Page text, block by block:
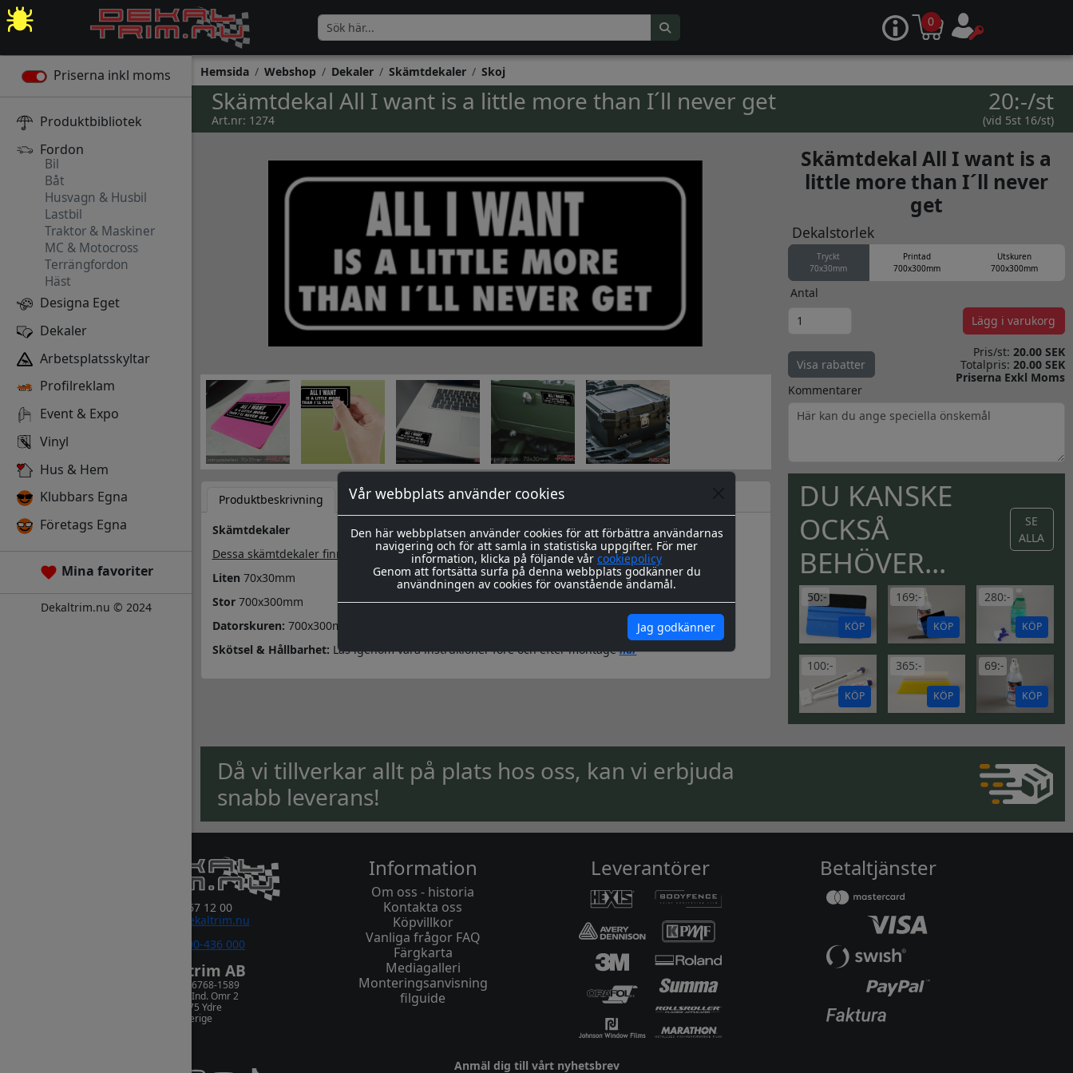
Vår webbplats använder cookies
Den här webbplatsen använder cookies för att förbättra användarnas
navigering och för att samla in statistiska uppgifter. För mer
information, klicka på följande vår cookiepolicy
Genom att fortsätta surfa på denna webbplats godkänner du
användningen av cookies för ovanstående ändamål.
Jag godkänner
0
Priserna inkl moms
Produktbibliotek
Fordon
Bil
Båt
Husvagn & Husbil
Lastbil
Traktor & Maskiner
MC & Motocross
Terrängfordon
Häst
Designa Eget
Dekaler
Arbetsplatsskyltar
Profilreklam
Event & Expo
Vinyl
Hus & Hem
Klubbars Egna
Företags Egna
Mina favoriter
Dekaltrim.nu © 2024
Hemsida Webshop Dekaler Skämtdekaler Skoj
Skämtdekal All I want is a little more than I´ll never get
Art.nr: 1274
20:-/st
(vid 5st 16/st)
Produktbeskrivning
Dokument
Skämtdekaler
Dessa skämtdekaler finns i tre varianter:
Liten 70x30mm
Stor700x300mm
Datorskuren: 700x300mm
Skötsel & Hållbarhet: Läs igenom våra instrukioner före och efter montagehär
Skämtdekal All I want is a
little more than I´ll never
get
Dekalstorlek
Tryckt
70x30mm
Printad
700x300mm
Utskuren
700x300mm
Antal
Lägg i varukorg
Visa rabatter
Pris/st: 20.00 SEK
Totalpris: 20.00 SEK
Priserna Exkl Moms
Kommentarer
DU KANSKE
OCKSÅ
BEHÖVER...
SE
ALLA
50:-
KÖP
169:-
KÖP
280:-
KÖP
100:-
KÖP
365:-
KÖP
69:-
KÖP
Då vi tillverkar allt på plats hos oss, kan vi erbjuda
snabb leverans!
0381-67 12 00
order@dekaltrim.nu
0700-436 000
Dekaltrim AB
Orgnr. 556768-1589
Rydsnäs Ind. Omr 2
573 75 Ydre
Sverige
Information
Om oss - historia
Kontakta oss
Köpvillkor
Vanliga frågor FAQ
Färgkarta
Mediagalleri
Monteringsanvisning
filguide
Leverantörer Betaltjänster
Anmäl dig till vårt nyhetsbrev